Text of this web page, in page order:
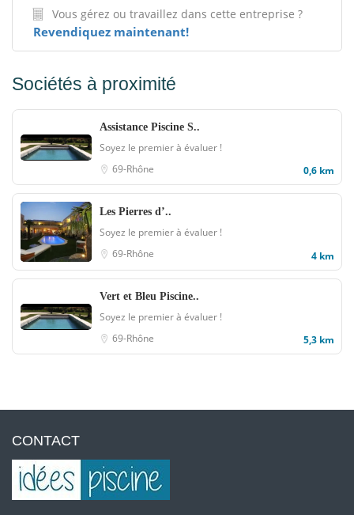
Vous gérez ou travaillez dans cette entreprise ?
Revendiquez maintenant!
Sociétés à proximité
Assistance Piscine S..
Soyez le premier à évaluer !
69-Rhône
0,6 km
Les Pierres d’..
Soyez le premier à évaluer !
69-Rhône
4 km
Vert et Bleu Piscine..
Soyez le premier à évaluer !
69-Rhône
5,3 km
CONTACT